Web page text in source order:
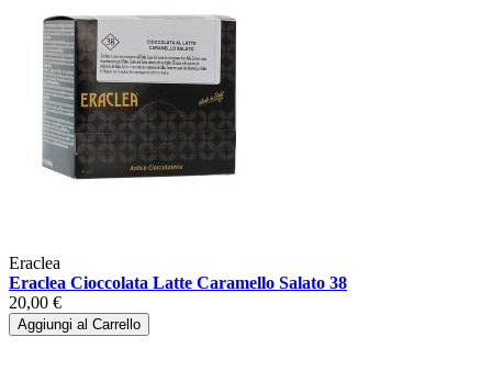
Eraclea
Eraclea Cioccolata Latte Caramello Salato 38
20,00 €
Aggiungi al Carrello